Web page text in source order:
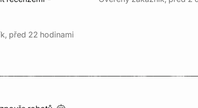
před 22 hodinami